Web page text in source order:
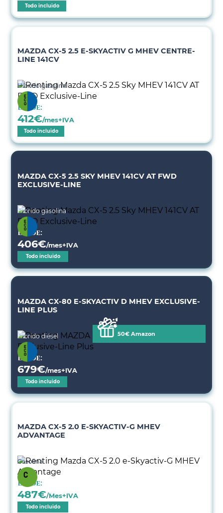
Todo incluido
MAZDA CX-5 2.5 E-SKYACTIV G MHEV CENTRE-
LINE 141CV
Híbrido gasolina
Desde:
412€/mes+IVA
Todo incluido
MAZDA CX-5 2.5 SKY MHEV 141CV AT FWD
EXCLUSIVE-LINE
Híbrido gasolina
Desde:
406€/mes+IVA
Todo incluido
MAZDA CX-80 E-SKYACTIV D MHEV EXCLUSIVE-
LINE PLUS
Híbrido diésel 50€ Amazon
Desde:
679€/mes+IVA
Todo incluido
MAZDA CX-5 2.0 E-SKYACTIV-G MHEV
ADVANTAGE
Gasolina
Desde:
487€/Mes+IVA
Todo incluido